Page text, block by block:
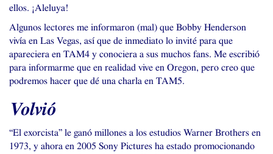
ellos. ¡Aleluya!
Algunos lectores me informaron (mal) que Bobby Henderson
vivía en Las Vegas, así que de inmediato lo invité para que
apareciera en TAM4 y conociera a sus muchos fans. Me escribió
para informarme que en realidad vive en Oregon, pero creo que
podremos hacer que dé una charla en TAM5.
Volvió
“El exorcista” le ganó millones a los estudios Warner Brothers en
1973, y ahora en 2005 Sony Pictures ha estado promocionando